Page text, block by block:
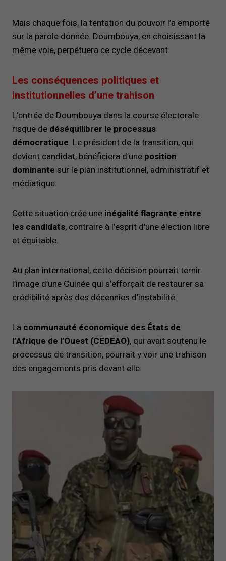
Mais chaque fois, la tentation du pouvoir l’a emporté
sur la parole donnée. Doumbouya, en choisissant la
même voie, perpétuera ce cycle décevant.
Les conséquences politiques et
institutionnelles d’une trahison
L’entrée de Doumbouya dans la course électorale
risque de déséquilibrer le processus
démocratique. Le président de la transition, qui
devient candidat, bénéficiera d’une position
dominante sur le plan institutionnel, administratif et
médiatique.
Cette situation crée une inégalité flagrante entre
les candidats, contraire à l’esprit d’une élection libre
et équitable.
Au plan international, cette décision pourrait ternir
l’image d’une Guinée qui s’efforçait de restaurer sa
crédibilité après des décennies d’instabilité.
La communauté économique des États de
l’Afrique de l’Ouest (CEDEAO), qui avait soutenu le
processus de transition, pourrait y voir une trahison
des engagements pris devant elle.